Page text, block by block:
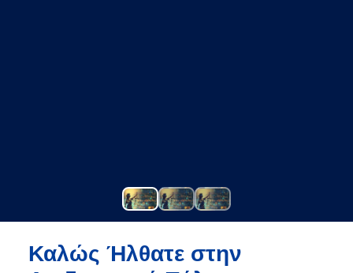
Καλώς Ήλθατε στην